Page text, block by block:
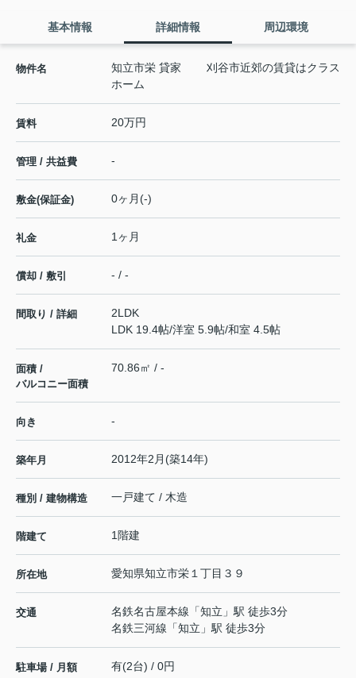
基本情報 詳細情報 周辺環境
物件名
知立市栄 貸家 刈谷市近郊の賃貸はクラス
ホーム
賃料 20万円
管理 / 共益費 -
敷金(保証金) 0ヶ月(-)
礼金 1ヶ月
償却 / 敷引 - / -
間取り / 詳細
2LDK
LDK 19.4帖/洋室 5.9帖/和室 4.5帖
面積 /
バルコニー面積
70.86㎡ / -
向き -
築年月 2012年2月(築14年)
種別 / 建物構造 一戸建て / 木造
階建て 1階建
所在地 愛知県知立市栄 １丁目３９
交通 名鉄名古屋本線 「知立 」駅 徒歩3分
名鉄三河線 「知立 」駅 徒歩3分
駐車場 / 月額 有(2台) / 0円